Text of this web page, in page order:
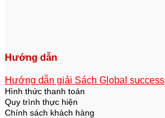
Hướng dẫn
Hướng dẫn giải Sách Global success
Hình thức thanh toán
Quy trình thực hiện
Chính sách khách hàng